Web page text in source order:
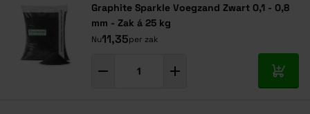
Graphite Sparkle Voegzand Zwart 0,1 - 0,8
mm - Zak á 25 kg
Nu11,35per zak
In